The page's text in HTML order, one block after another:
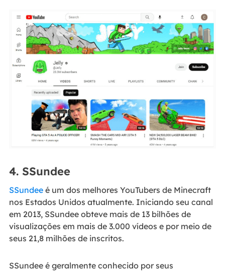
4. SSundee
SSundeeé um dos melhores YouTubers de Minecraft
nos Estados Unidos atualmente. Iniciando seu canal
em 2013, SSundee obteve mais de 13 bilhões de
visualizações em mais de 3.000 vídeos e por meio de
seus 21,8 milhões de inscritos.
SSundee é geralmente conhecido por seus